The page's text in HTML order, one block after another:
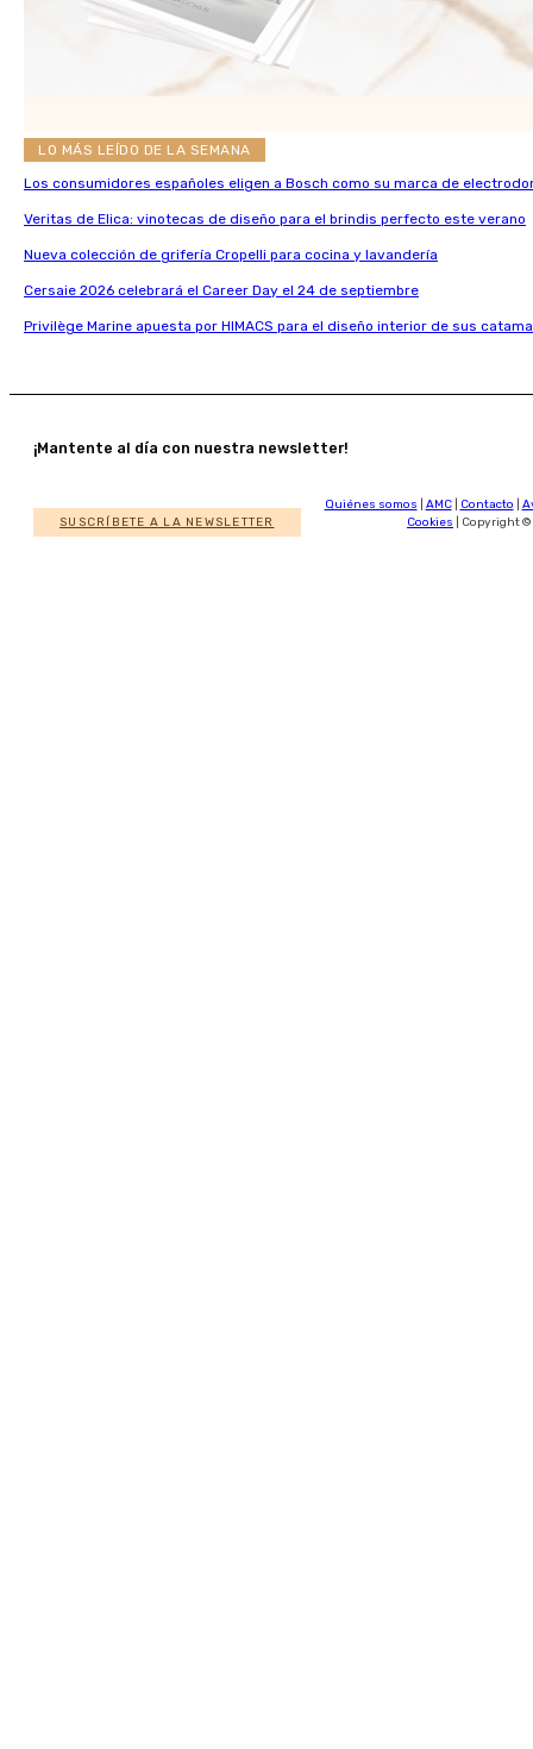
LO MÁS LEÍDO DE LA SEMANA
Los consumidores españoles eligen a Bosch como su marca de
Veritas de Elica: vinotecas de diseño para el brindis perfecto este verano
Nueva colección de grifería Cropelli para cocina y lavandería
Cersaie 2026 celebrará el Career Day el 24 de septiembre
Privilège Marine apuesta por HIMACS para el diseño interior de sus
¡Mantente al día con nuestra newsletter!
SUSCRÍBETE A LA NEWSLETTER
Quiénes somos AMC| Contacto
Cookies | Copyright